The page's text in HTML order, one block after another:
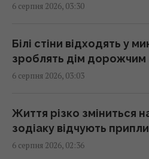
Швеція передасть
00:38 четвер, 06 серпня 2026
Шестимісячним
вчених
23:59 середа, 05 серпня 2026
6 серпня 2026, 03:30
Білі стіни відходять у
зроблять дім дорожчим
6 серпня 2026, 03:03
Життя різко зміниться
зодіаку відчують
6 серпня 2026, 02:36